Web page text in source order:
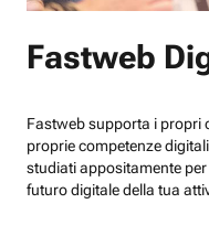
Fastweb
Fastweb supporta i propri
proprie competenze
studiati appositamente
futuro digitale della tua